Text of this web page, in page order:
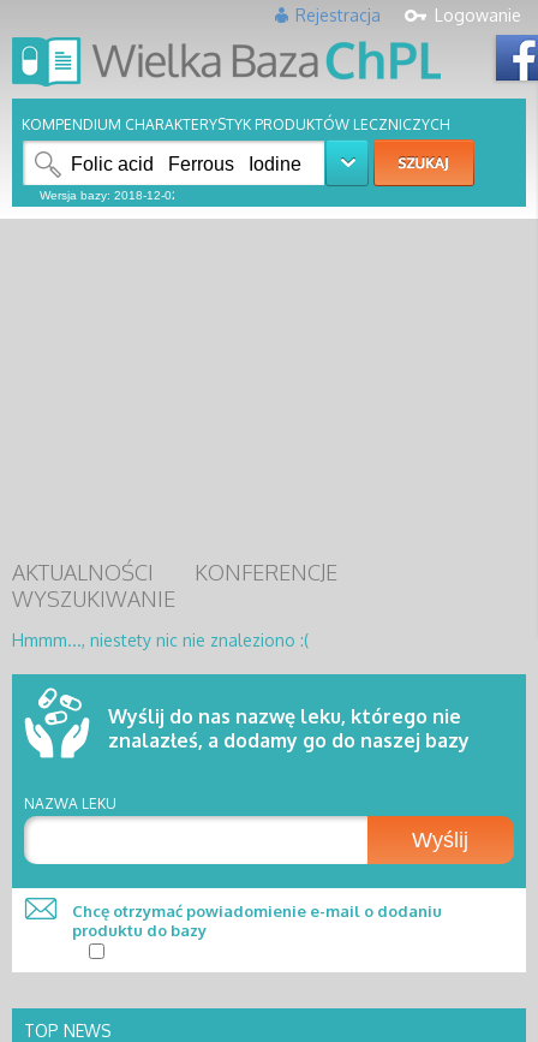
Logowanie
Rejestracja
KOMPENDIUM CHARAKTERYSTYK PRODUKTÓW LECZNICZYCH
AKTUALNOŚCI
KONFERENCJE
WYSZUKIWANIE
Hmmm..., niestety nic nie znaleziono :(
Wyślij do nas nazwę leku, którego nie
znalazłeś, a dodamy go do naszej bazy
NAZWA LEKU
Wyślij
Chcę otrzymać powiadomienie e-mail o dodaniu
produktu do bazy
TOP NEWS